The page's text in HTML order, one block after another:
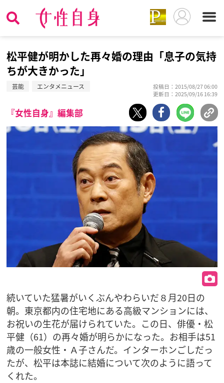
松平健が明かした再々婚の理由「息子の気持
ちが大きかった」
芸能 エンタメニュース
投稿日：2015/08/27 06:00
更新日：2025/09/16 16:39
『女性自身』編集部
続いていた猛暑がいくぶんやわらいだ８月20日の
朝。東京都内の住宅地にある高級マンションには、
お祝いの生花が届けられていた。この日、俳優・松
平健（61）の再々婚が明らかになった。お相手は51
歳の一般女性・Ａ子さんだ。インターホンごしだっ
たが、松平は本誌に結婚について次のように語って
くれた。